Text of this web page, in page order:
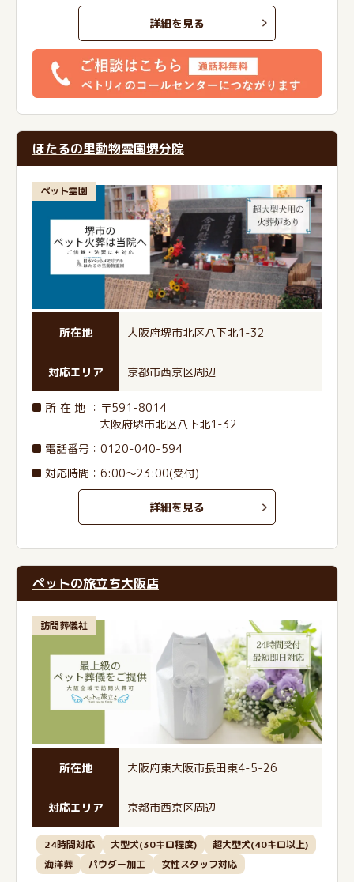
詳細を見る
ほたるの里動物霊園堺分院
ペット霊園
所在地 大阪府堺市北区八下北1-32
対応エリア 京都市西京区周辺
所在地 ：〒591-8014
大阪府堺市北区八下北1-32
電話番号 ：0120-040-594
対応時間：6:00～23:00(受付)
詳細を見る
ペットの旅立ち大阪店
訪問葬儀社
所在地 大阪府東大阪市長田東4-5-26
対応エリア 京都市西京区周辺
24時間対応 大型犬(30キロ程度)
超大型犬(40キロ以上)
海洋葬
パウダー加工 女性スタッフ対応